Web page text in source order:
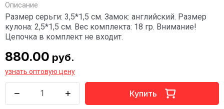
Описание
Размер серьги: 3,5*1,5 см. Замок: английский. Размер
кулона: 2,5*1,5 см. Вес комплекта: 18 гр. Внимание!
Цепочка в комплект не входит.
880.00 руб.
узнать оптовую цену
Купить